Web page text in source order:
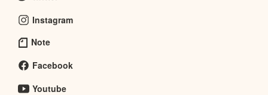
Instagram
Note
Facebook
Youtube